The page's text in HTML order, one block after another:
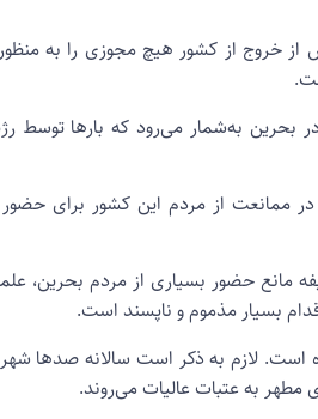
خروج از کشور هیچ مجوزی را به
به‌شمار می‌رود که بارها توسط
خلیفه در ممانعت از مردم این کشور برای
آل خلیفه مانع حضور بسیاری از مردم بحرین،
بسیار مذموم و ناپسند است.
است. لازم به ذکر است سالانه صدها
مطهر به عتبات عالیات می‌روند.